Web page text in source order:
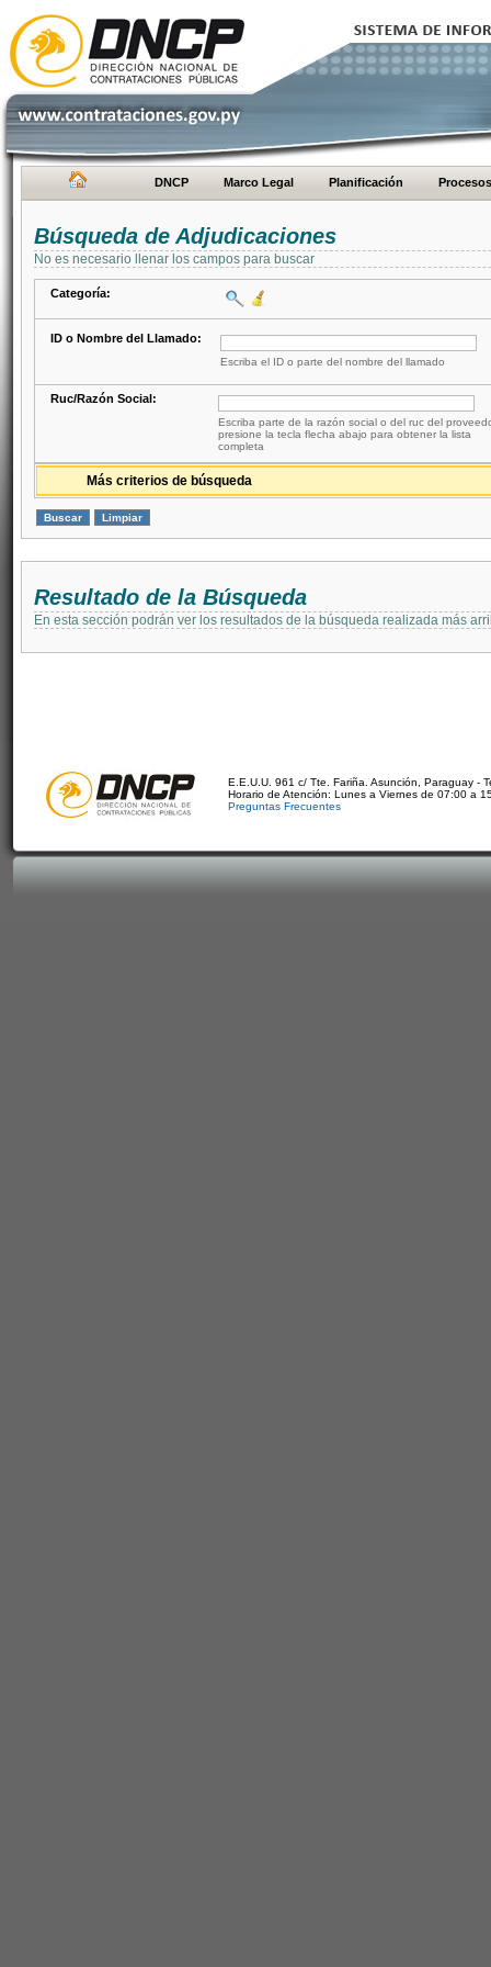
DNCP Marco Legal Planificación Procesos
Búsqueda de Adjudicaciones
No es necesario llenar los campos para buscar
Categoría:
ID o Nombre del Llamado:
Escriba el ID o parte del nombre del llamado
Ruc/Razón Social:
Escriba parte de la razón social o del ruc del
presione la tecla flecha abajo para obtener la lista
completa
Más criterios de búsqueda
Resultado de la Búsqueda
En esta sección podrán ver los resultados de la búsqueda realizada más
E.E.U.U. 961 c/ Tte. Fariña. Asunción, Paraguay -
Horario de Atención: Lunes a Viernes de 07:00 a
Preguntas Frecuentes